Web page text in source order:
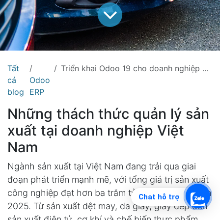
Tất
cả
blog
Odoo
ERP
Triển khai Odoo 19 cho doanh nghiệp sản xuất tại Việt Nam: Từ nguyên vật liệu đến thành phẩm
Những thách thức quản lý sản
xuất tại doanh nghiệp Việt
Nam
Ngành sản xuất tại Việt Nam đang trải qua giai
đoạn phát triển mạnh mẽ, với tổng giá trị sản xuất
công nghiệp đạt hơn ba trăm tỷ đô la Mỹ vào năm
2025. Từ sản xuất dệt may, da giầy, giày dép đến
Chat hỗ trợ